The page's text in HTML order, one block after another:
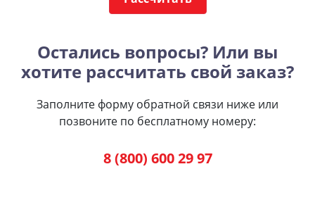
Остались вопросы? Или вы
хотите рассчитать свой заказ?
Заполните форму обратной связи ниже или
позвоните по бесплатному номеру:
8 (800) 600 29 97